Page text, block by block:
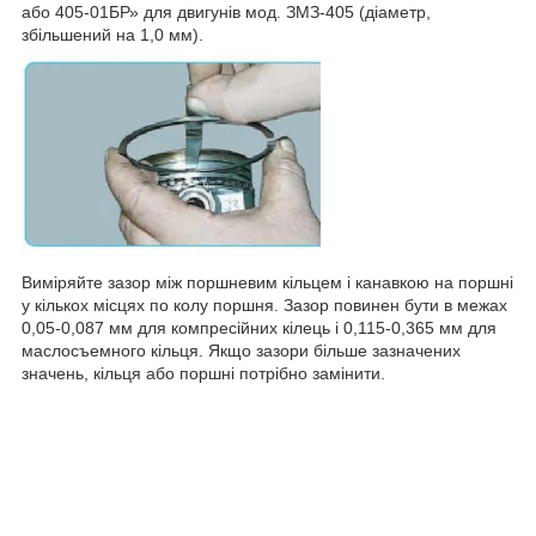
або 405-01БР» для двигунів мод. ЗМЗ-405 (діаметр,
збільшений на 1,0 мм).
Виміряйте зазор між поршневим кільцем і канавкою на поршні
у кількох місцях по колу поршня. Зазор повинен бути в межах
0,05-0,087 мм для компресійних кілець і 0,115-0,365 мм для
маслосъемного кільця. Якщо зазори більше зазначених
значень, кільця або поршні потрібно замінити.